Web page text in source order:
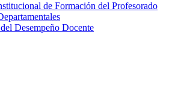
de Formación del Profesorado
Desempeño Docente